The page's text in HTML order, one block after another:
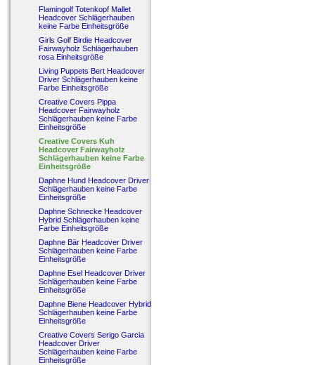
Flamingolf Totenkopf Mallet
Headcover Schlägerhauben
keine Farbe Einheitsgröße
Girls Golf Birdie Headcover
Fairwayholz Schlägerhauben
rosa Einheitsgröße
Living Puppets Bert Headcover
Driver Schlägerhauben keine
Farbe Einheitsgröße
Creative Covers Pippa
Headcover Fairwayholz
Schlägerhauben keine Farbe
Einheitsgröße
Creative Covers Kuh
Headcover Fairwayholz
Schlägerhauben keine Farbe
Einheitsgröße
Daphne Hund Headcover Driver
Schlägerhauben keine Farbe
Einheitsgröße
Daphne Schnecke Headcover
Hybrid Schlägerhauben keine
Farbe Einheitsgröße
Daphne Bär Headcover Driver
Schlägerhauben keine Farbe
Einheitsgröße
Daphne Esel Headcover Driver
Schlägerhauben keine Farbe
Einheitsgröße
Daphne Biene Headcover Hybrid
Schlägerhauben keine Farbe
Einheitsgröße
Creative Covers Serigo Garcia
Headcover Driver
Schlägerhauben keine Farbe
Einheitsgröße